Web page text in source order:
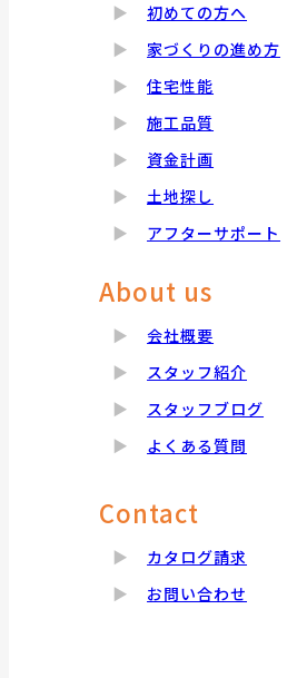
初めての方へ
家づくりの進め方
住宅性能
施工品質
資金計画
土地探し
アフターサポート
About us
会社概要
スタッフ紹介
スタッフブログ
よくある質問
Contact
カタログ請求
お問い合わせ